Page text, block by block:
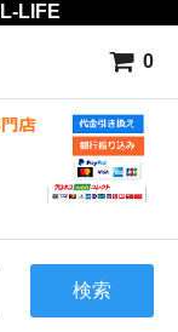
LIFE
0
検索